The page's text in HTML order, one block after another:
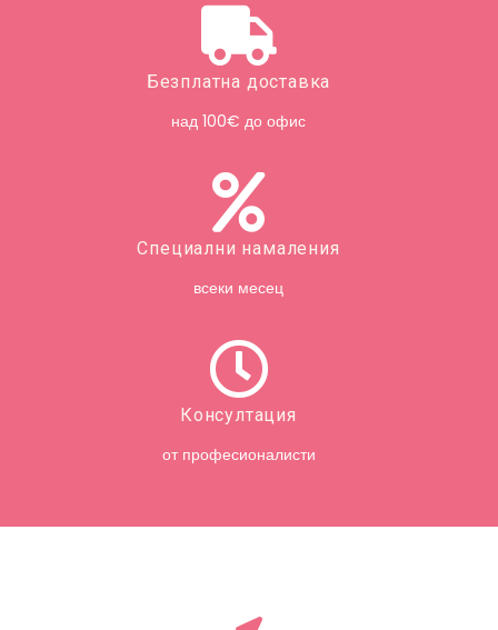
Безплатна доставка
над 100€ до офис
Специални намаления
всеки месец
Консултация
от професионалисти